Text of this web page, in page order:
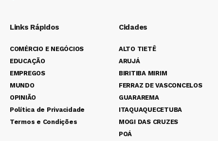
Links Rápidos
COMÉRCIO E NEGÓCIOS
EDUCAÇÃO
EMPREGOS
MUNDO
OPINIÃO
Política de Privacidade
Termos e Condições
Cidades
ALTO TIETÊ
ARUJÁ
BIRITIBA MIRIM
FERRAZ DE VASCONCELOS
GUARAREMA
ITAQUAQUECETUBA
MOGI DAS CRUZES
POÁ